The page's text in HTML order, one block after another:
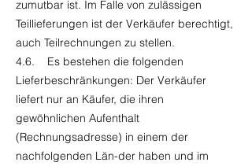
zumutbar ist. Im Falle von zulässigen
Teillieferungen ist der Verkäufer berechtigt,
auch Teilrechnungen zu stellen.
4.6. Es bestehen die folgenden
Lieferbeschränkungen: Der Verkäufer
liefert nur an Käufer, die ihren
gewöhnlichen Aufenthalt
(Rechnungsadresse) in einem der
nachfolgenden Län-der haben und im